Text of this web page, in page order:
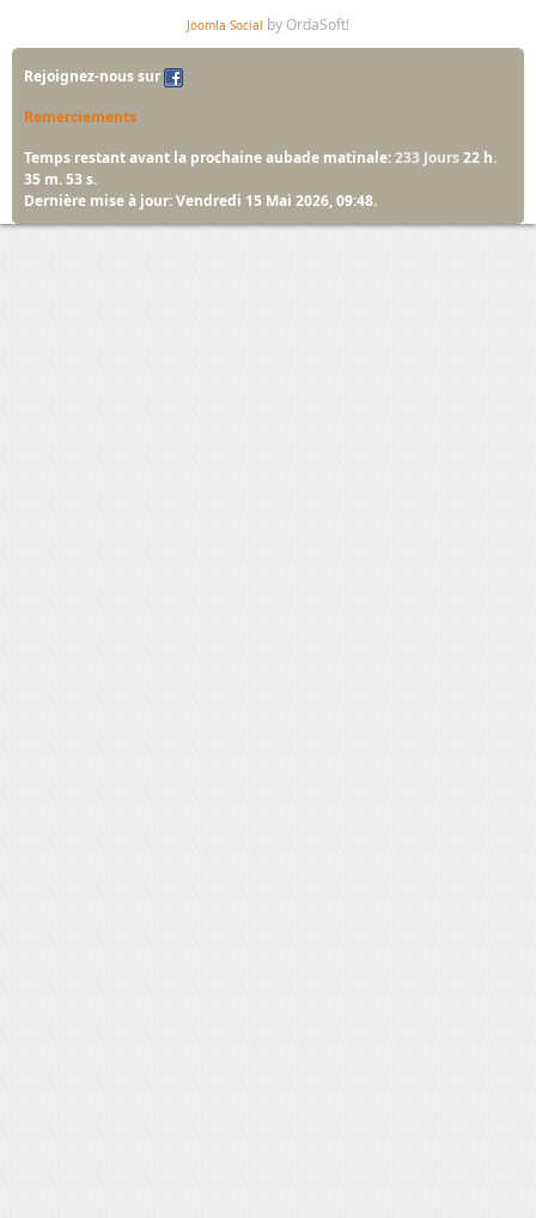
Joomla Social by OrdaSoft!
Rejoignez-nous sur
Remerciements
Temps restant avant la prochaine aubade matinale:233 Jours22 h.
35 m. 53 s.
Dernière mise à jour: Vendredi 15 Mai 2026, 09:48.